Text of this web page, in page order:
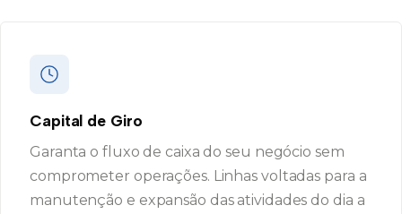
Capital de Giro
Garanta o fluxo de caixa do seu negócio sem
comprometer operações. Linhas voltadas para a
manutenção e expansão das atividades do dia a